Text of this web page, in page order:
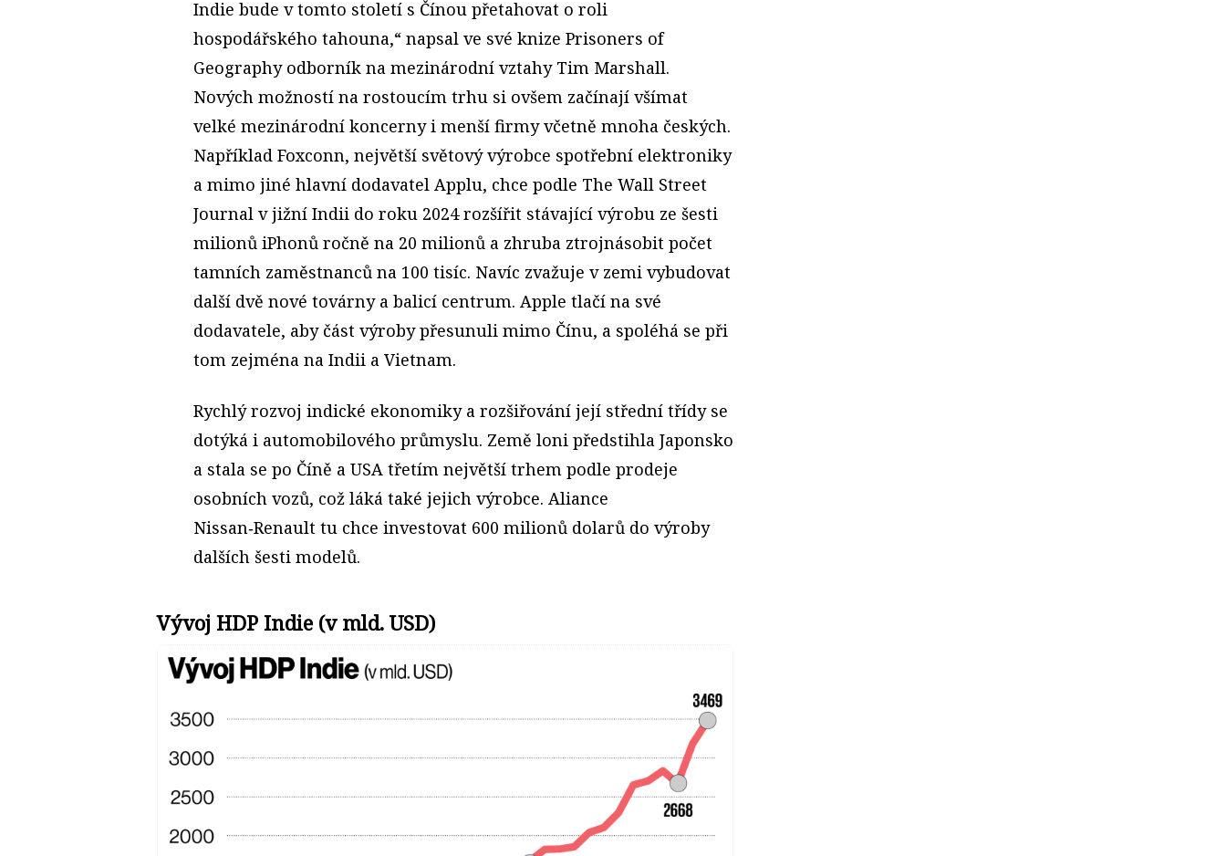
Indie bude v tomto století s Čínou přetahovat o roli
hospodářského tahouna,“ napsal ve své knize Prisoners of
Geography odborník na mezinárodní vztahy Tim Marshall.
Nových možností na rostoucím trhu si ovšem začínají všímat
velké mezinárodní koncerny i menší firmy včetně mnoha českých.
Například Foxconn, největší světový výrobce spotřební elektroniky
a mimo jiné hlavní dodavatel Applu, chce podle The Wall Street
Journal v jižní Indii do roku 2024 rozšířit stávající výrobu ze šesti
milionů iPhonů ročně na 20 milionů a zhruba ztrojnásobit počet
tamních zaměstnanců na 100 tisíc. Navíc zvažuje v zemi vybudovat
další dvě nové továrny a balicí centrum. Apple tlačí na své
dodavatele, aby část výroby přesunuli mimo Čínu, a spoléhá se při
tom zejména na Indii a Vietnam.
Rychlý rozvoj indické ekonomiky a rozšiřování její střední třídy se
dotýká i automobilového průmyslu. Země loni předstihla Japonsko
a stala se po Číně a USA třetím největší trhem podle prodeje
osobních vozů, což láká také jejich výrobce. Aliance
Nissan‑Renault tu chce investovat 600 milionů dolarů do výroby
dalších šesti modelů.
Vývoj HDP Indie (v mld. USD)